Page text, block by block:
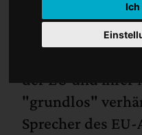
Ich
Die von Moskau
der EU und ihrer
"grundlos"
Sprecher des